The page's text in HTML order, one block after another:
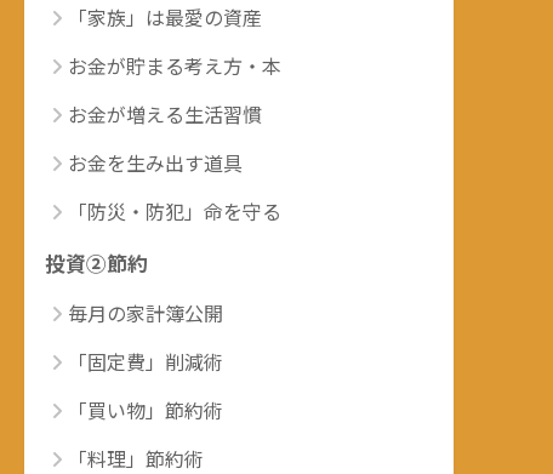
「家族」は最愛の資産
お金が貯まる考え方・本
お金が増える生活習慣
お金を生み出す道具
「防災・防犯」命を守る
投資②節約
毎月の家計簿公開
「固定費」削減術
「買い物」節約術
「料理」節約術